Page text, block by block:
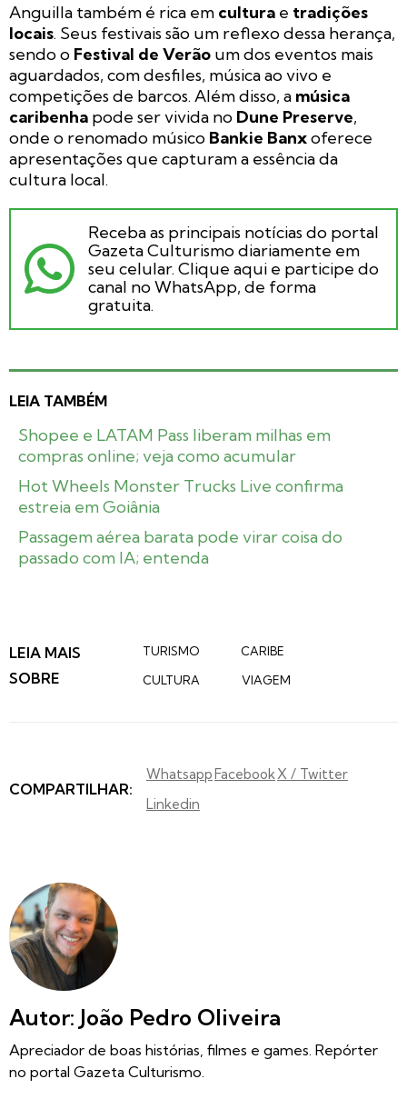
Anguilla também é rica em cultura e tradições
locais. Seus festivais são um reflexo dessa herança,
sendo o Festival de Verão um dos eventos mais
aguardados, com desfiles, música ao vivo e
competições de barcos. Além disso, a música
caribenha pode ser vivida no Dune Preserve,
onde o renomado músico Bankie Banxoferece
apresentações que capturam a essência da
cultura local.
Receba as principais notícias do portal
Gazeta Culturismo diariamente em
seu celular. Clique aqui e participe do
canal no WhatsApp, de forma
gratuita.
LEIA TAMBÉM
Shopee e LATAM Pass liberam milhas em
compras online; veja como acumular
Hot Wheels Monster Trucks Live confirma
estreia em Goiânia
Passagem aérea barata pode virar coisa do
passado com IA; entenda
LEIA MAIS
SOBRE
TURISMO
CARIBE
CULTURA
VIAGEM
COMPARTILHAR:
WhatsappFacebook X / Twitter
Linkedin
Autor: João Pedro Oliveira
Apreciador de boas histórias, filmes e games. Repórter
no portal Gazeta Culturismo.